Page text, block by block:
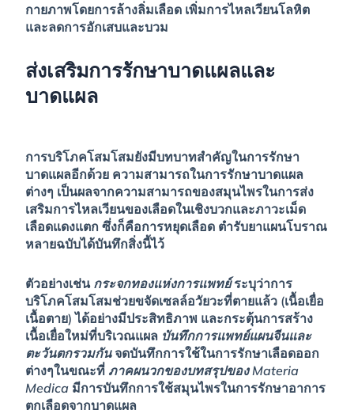
กายภาพโดยการล้างลิ่มเลือด เพิ่มการไหลเวียนโลหิต
และลดการอักเสบและบวม
ส่งเสริมการรักษาบาดแผลและ
บาดแผล
การบริโภคโสมโสมยังมีบทบาทสำคัญในการรักษา
บาดแผลอีกด้วย ความสามารถในการรักษาบาดแผล
ต่างๆ เป็นผลจากความสามารถของสมุนไพรในการส่ง
เสริมการไหลเวียนของเลือดในเชิงบวกและภาวะเม็ด
เลือดแดงแตก ซึ่งก็คือการหยุดเลือด ตำรับยาแผนโบราณ
หลายฉบับได้บันทึกสิ่งนี้ไว้
ตัวอย่างเช่น กระจกทองแห่งการแพทย์ระบุว่าการ
บริโภคโสมโสมช่วยขจัดเซลล์อวัยวะที่ตายแล้ว (เนื้อเยื่อ
เนื้อตาย) ได้อย่างมีประสิทธิภาพ และกระตุ้นการสร้าง
เนื้อเยื่อใหม่ที่บริเวณแผล บันทึกการแพทย์แผนจีนและ
ตะวันตกรวมกันจดบันทึกการใช้ในการรักษาเลือดออก
ต่างๆในขณะที่ ภาคผนวกของบทสรุปของ Materia
Medica มีการบันทึกการใช้สมุนไพรในการรักษาอาการ
ตกเลือดจากบาดแผล